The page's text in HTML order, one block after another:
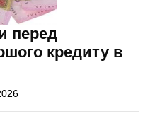
перед
кредиту в